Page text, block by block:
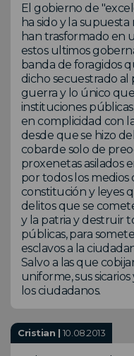
El gobierno de
ha sido y la
han trasformado en
estos ultimos
banda de foragidos
dicho secuestrado
guerra y lo único
instituciones
en complicidad con
desde que se hizo
cobarde solo de
proxenetas asilados
por todos los
constitución y leyes
delitos que se
y la patria y destruir
públicas, para
esclavos a la
Salvo a las que
uniforme, sus
los ciudadanos.
Cristian | 10.08.2013